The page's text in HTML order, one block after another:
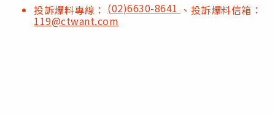
投訴爆料專線： (02)6630-8641 、投訴爆料信箱：
119@ctwant.com